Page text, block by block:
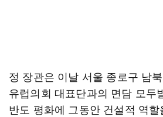
정 장관은 이날 서울 종로구 남
유럽의회 대표단과의 면담 모두
반도 평화에 그동안 건설적 역